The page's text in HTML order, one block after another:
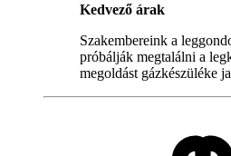
Kedvező árak
Szakembereink a
próbálják megtalálni a
megoldást gázkészüléke